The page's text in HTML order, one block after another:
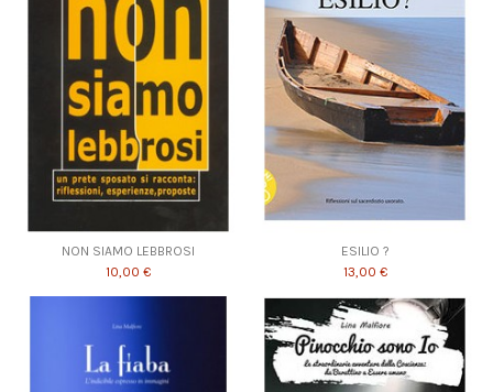
NON SIAMO LEBBROSI
10,00 €
ESILIO ?
13,00 €